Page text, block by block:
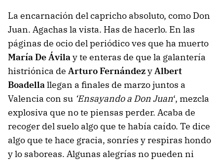
La encarnación del capricho absoluto, como Don
Juan. Agachas la vista. Has de hacerlo. En las
páginas de ocio del periódico ves que ha muerto
María De Ávilay te enteras de que la galantería
histriónica de Arturo FernándezyAlbert
Boadellallegan a finales de marzo juntos a
Valencia con su ‘Ensayando a Don Juan‘, mezcla
explosiva que no te piensas perder. Acaba de
recoger del suelo algo que te había caído. Te dice
algo que te hace gracia, sonríes y respiras hondo
y lo saboreas. Algunas alegrías no pueden ni